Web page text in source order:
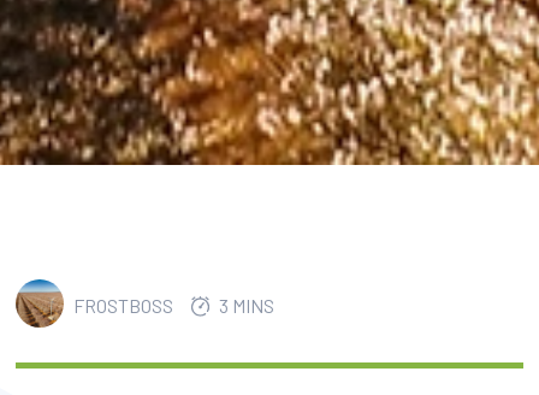
FROSTBOSS 3 MINS